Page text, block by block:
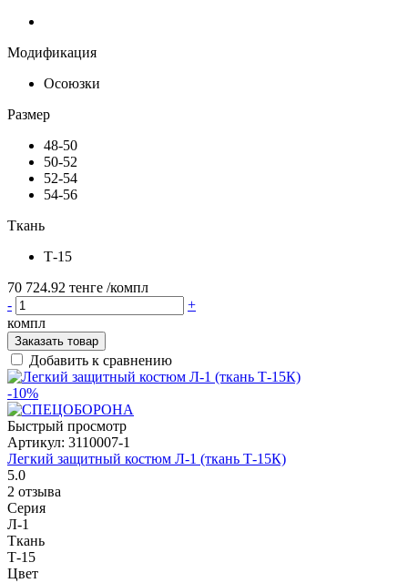
Модификация
Осоюзки
Размер
48-50
50-52
52-54
54-56
Ткань
Т-15
70 724.92 тенге /компл
-
+
компл
Заказать товар
Добавить к сравнению
-10%
Быстрый просмотр
Артикул: 3110007-1
Легкий защитный костюм Л-1 (ткань Т-15К)
5.0
2 отзыва
Серия
Л-1
Ткань
Т-15
Цвет